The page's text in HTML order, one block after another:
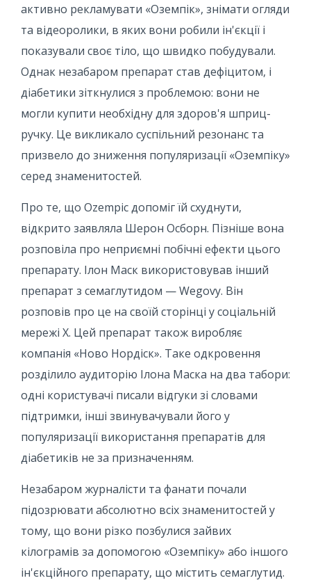
активно рекламувати «Оземпік», знімати огляди
та відеоролики, в яких вони робили ін'єкції і
показували своє тіло, що швидко побудували.
Однак незабаром препарат став дефіцитом, і
діабетики зіткнулися з проблемою: вони не
могли купити необхідну для здоров'я шприц-
ручку. Це викликало суспільний резонанс та
призвело до зниження популяризації «Оземпіку»
серед знаменитостей.
Про те, що Ozempic допоміг їй схуднути,
відкрито заявляла Шерон Осборн. Пізніше вона
розповіла про неприємні побічні ефекти цього
препарату. Ілон Маск використовував інший
препарат з семаглутидом — Wegovy. Він
розповів про це на своїй сторінці у соціальній
мережі X. Цей препарат також виробляє
компанія «Ново Нордіск». Таке одкровення
розділило аудиторію Ілона Маска на два табори:
одні користувачі писали відгуки зі словами
підтримки, інші звинувачували його у
популяризації використання препаратів для
діабетиків не за призначенням.
Незабаром журналісти та фанати почали
підозрювати абсолютно всіх знаменитостей у
тому, що вони різко позбулися зайвих
кілограмів за допомогою «Оземпіку» або іншого
ін'єкційного препарату, що містить семаглутид.